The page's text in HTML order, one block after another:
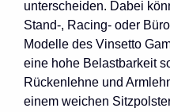
unterscheiden. Dabei
Stand-, Racing- oder
Modelle des Vinsetto
eine hohe Belastbarkeit
Rückenlehne und
einem weichen